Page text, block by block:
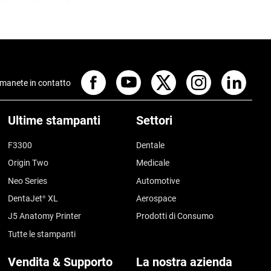
Ultime stampanti
F3300
Origin Two
Neo Series
DentaJet® XL
J5 Anatomy Printer
Tutte le stampanti
Settori
Dentale
Medicale
Automotive
Aerospace
Prodotti di Consumo
Vendita & Supporto La nostra azienda
in contatto